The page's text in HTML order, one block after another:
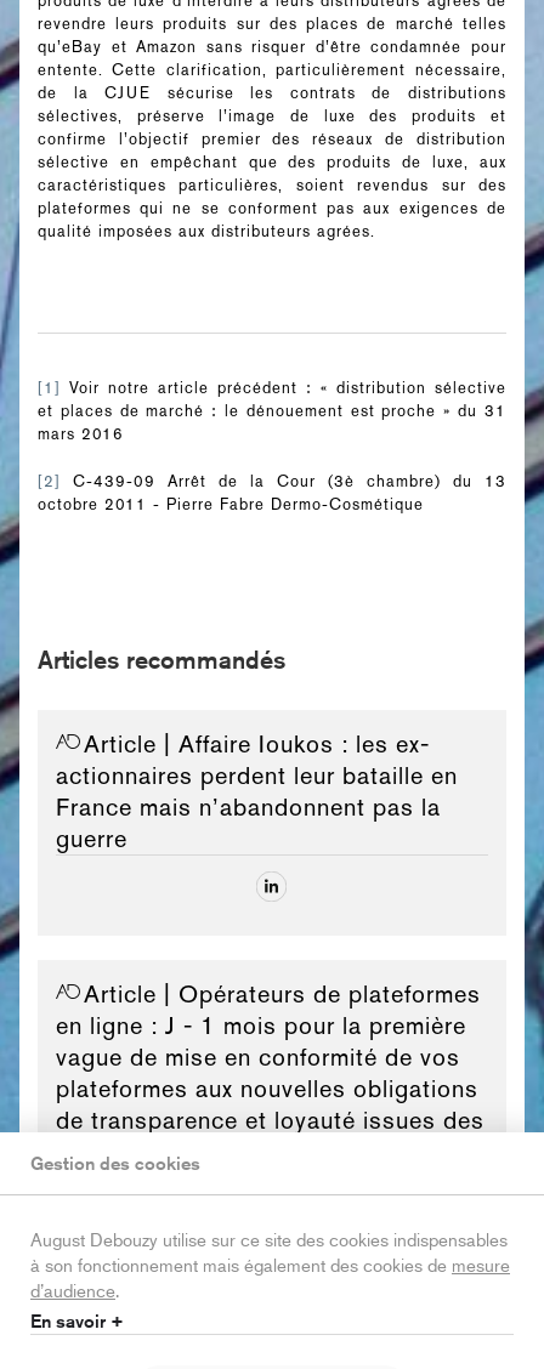
revendre leurs produits sur des places de marché telles
qu’eBay et Amazon sans risquer d’être condamnée pour
entente. Cette clarification, particulièrement nécessaire,
de la CJUE sécurise les contrats de distributions
sélectives, préserve l’image de luxe des produits et
confirme l’objectif premier des réseaux de distribution
sélective en empêchant que des produits de luxe, aux
caractéristiques particulières, soient revendus sur des
plateformes qui ne se conforment pas aux exigences de
qualité imposées aux distributeurs agrées.
[1]
Voir notre article précédent : « distribution sélective
et places de marché : le dénouement est proche » du 31
mars 2016
[2]
C-439-09 Arrêt de la Cour (3è chambre) du 13
octobre 2011 - Pierre Fabre Dermo-Cosmétique
Articles recommandés
Article | Affaire Ioukos : les ex-
actionnaires perdent leur bataille en
France mais n’abandonnent pas la
guerre
Article | Opérateurs de plateformes
en ligne : J - 1 mois pour la première
vague de mise en conformité de vos
plateformes aux nouvelles obligations
de transparence et loyauté issues des
décrets du 29 septembre 2017 !
Article
l’interdiction per se de la vente à
Gestion des cookies
August Debouzy utilise sur ce site des cookies indispensables
à son fonctionnement mais également des cookies de mesure
d’audience.
En savoir +